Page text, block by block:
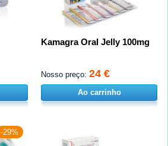
Kamagra Oral Jelly 100mg
Nosso preço: 24 €
Ao carrinho
-29%